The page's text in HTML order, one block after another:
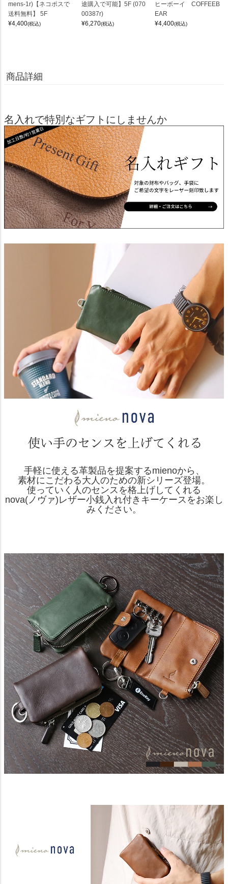
mens-1r)【ネコポスで
送料無料】 5F
¥4,400(税込)
途購入で可能】5F (070
00387r)
¥6,270(税込)
ヒーボーイ COFFEEB
EAR
¥4,400(税込)
商品詳細
名入れで特別なギフトにしませんか
手軽に使える革製品を提案するmienoから、
素材にこだわる大人のための新シリーズ登場。
使っていく人のセンスを格上げしてくれる
nova(ノヴァ)レザー小銭入れ付きキーケースをお楽し
みください。